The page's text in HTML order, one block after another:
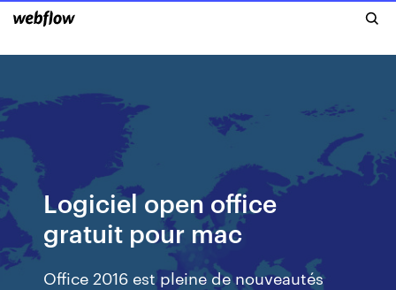
Logiciel open office
gratuit pour mac
Office 2016 est pleine de nouveautés